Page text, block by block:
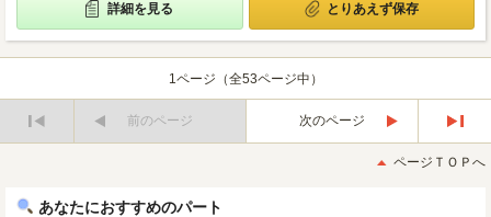
詳細を見る とりあえず保存
1ページ（全53ページ中）
前のページ
次のページ
後
ページＴＯＰへ
あなたにおすすめのパート